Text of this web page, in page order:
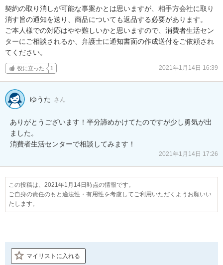
契約の取り消しが可能な事案かとは思いますが、相手方会社に取り
消す旨の通知を送り、商品についても返品する必要があります。
ご本人様での対応はやや難しいかと思いますので、消費者生活セン
ターにご相談されるか、弁護士に通知書面の作成送付をご依頼され
てください。
役に立った 1 2021年1月14日 16:39
ゆうた さん
ありがとうございます！半分諦めかけてたのですが少し勇気が出
ました。
消費者生活センターで相談してみます！
2021年1月14日 17:26
この投稿は、2021年1月14日時点の情報です。
ご自身の責任のもと適法性・有用性を考慮してご利用いただくようお願いい
たします。
マイリストに入れる